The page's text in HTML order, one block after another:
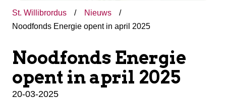
St. Willibrordus
Nieuws
Noodfonds Energie opent in april 2025
Noodfonds Energie
opent in april 2025
20-03-2025